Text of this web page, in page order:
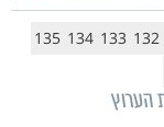
132
133
134
135
הערוץ